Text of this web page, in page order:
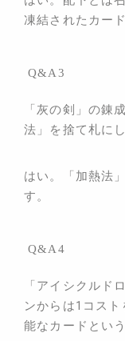
お問い合わせ
凍結されたカー
Q&A3
「灰の剣」の錬
法」を捨て札に
はい。「加熱法
す。
Q&A4
「アイシクルド
ンからは1コス
能なカードとい